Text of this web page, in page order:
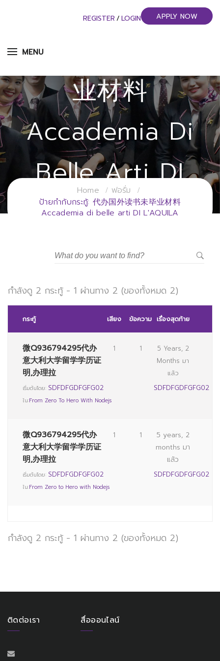
MENU
REGISTER / LOGIN APPLY NOW
代办国外读书未毕
业材料
Accademia Di
Belle Arti DI
L'AQUILA
มหาวิทยาลัยราชภัฏสวนสุนันทา
Home
ฟอรั่ม
ป้ายกำกับกระทู้: 代办国外读书未毕业材料
Accademia di belle arti DI L'AQUILA
กำลังดู 2 กระทู้ - 1 ผ่านทาง 2 (ของทั้งหมด 2)
กระทู้ เสียง ข้อความ เรื่องสุดท้าย
微Q936794295代办
意大利大学留学学历证
明,办理拉
เริ่มต้นโดย: SDFDFGDFGFG02
ใน:From Zero To Hero With Nodejs
1 1
5 Years, 2
Months มา
แล้ว
SDFDFGDFGFG02
微Q936794295代办
意大利大学留学学历证
明,办理拉
เริ่มต้นโดย: SDFDFGDFGFG02
ใน:From Zero to Hero with Nodejs
1 1
5 years, 2
months มา
แล้ว
SDFDFGDFGFG02
กำลังดู 2 กระทู้ - 1 ผ่านทาง 2 (ของทั้งหมด 2)
ติดต่อเรา สื่อออนไลน์